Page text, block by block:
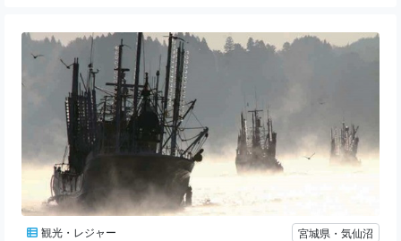
観光・レジャー 宮城県・気仙沼